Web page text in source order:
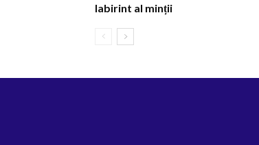
labirint al minții